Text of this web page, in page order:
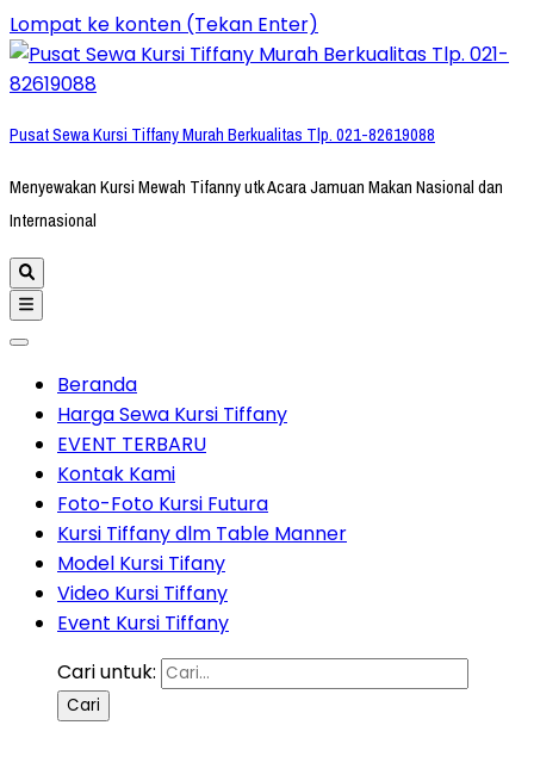
Lompat ke konten (Tekan Enter)
Pusat Sewa Kursi Tiffany Murah Berkualitas Tlp. 021-82619088
Menyewakan Kursi Mewah Tifanny utk Acara Jamuan Makan Nasional dan
Internasional
Beranda
Harga Sewa Kursi Tiffany
EVENT TERBARU
Kontak Kami
Foto-Foto Kursi Futura
Kursi Tiffany dlm Table Manner
Model Kursi Tifany
Video Kursi Tiffany
Event Kursi Tiffany
Cari untuk: